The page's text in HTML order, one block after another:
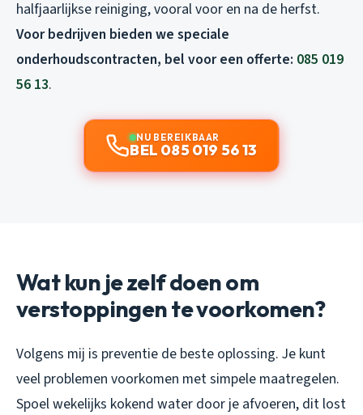
halfjaarlijkse reiniging, vooral voor en na de herfst.
Voor bedrijven bieden we speciale
onderhoudscontracten, bel voor een offerte: 085 019
56 13.
NU BEREIKBAAR
BEL 085 019 56 13
Wat kun je zelf doen om
verstoppingen te voorkomen?
Volgens mij is preventie de beste oplossing. Je kunt
veel problemen voorkomen met simpele maatregelen.
Spoel wekelijks kokend water door je afvoeren, dit lost